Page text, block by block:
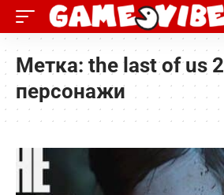
Метка:the last of us 2
персонажи